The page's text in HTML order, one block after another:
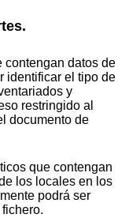
datos de
identificar el tipo de
y
restringido al
documento de
que contengan
los locales en los
podrá ser